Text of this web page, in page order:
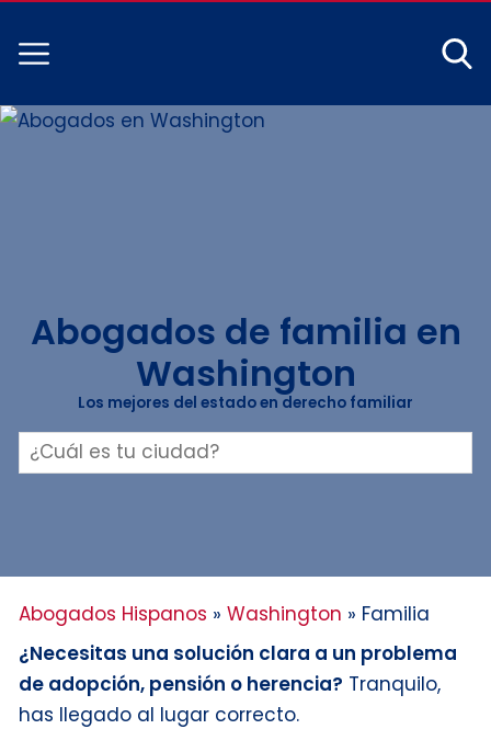
Abogados de familia en
Washington
Los mejores del estado en derecho familiar
Buscar
Abogados Hispanos » Washington » Familia
¿Necesitas una solución clara a un problema
de adopción, pensión o herencia? Tranquilo,
has llegado al lugar correcto.